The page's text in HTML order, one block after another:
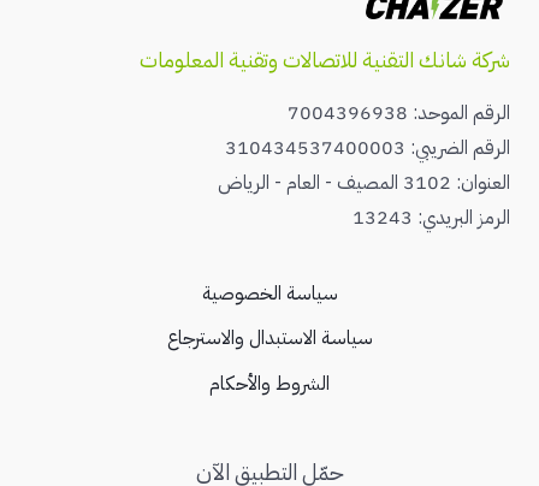
شركة شانك التقنية للاتصالات وتقنية المعلومات
الرقم الموحد: 7004396938
الرقم الضريبي: 310434537400003
العنوان: 3102 المصيف - العام - الرياض
الرمز البريدي: 13243
سياسة الخصوصية
سياسة الاستبدال والاسترجاع
الشروط والأحكام
حمّل التطبيق الآن